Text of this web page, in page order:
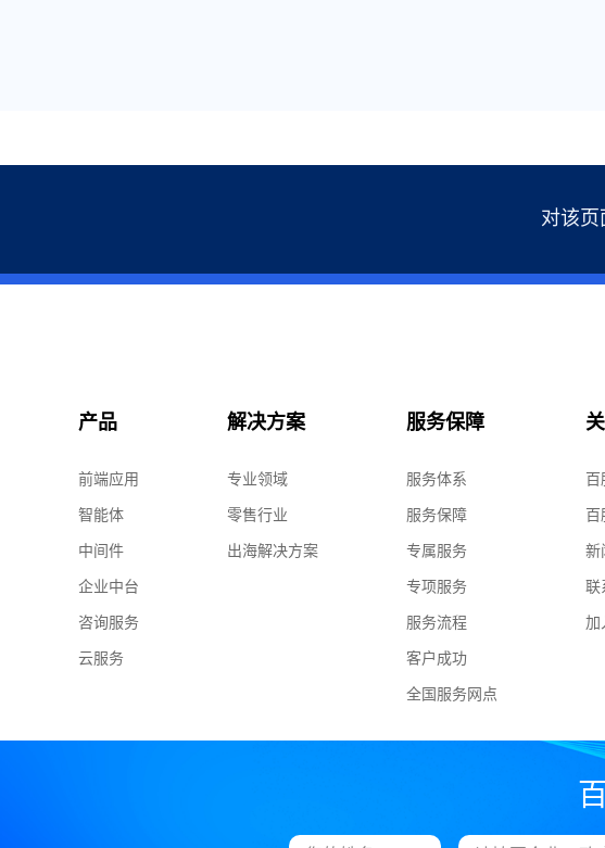
对该页
产品
前端应用
智能体
中间件
企业中台
咨询服务
云服务
解决方案
专业领域
零售行业
出海解决方案
服务保障
服务体系
服务保障
专属服务
专项服务
服务流程
客户成功
全国服务网点
百
百
新
联
加